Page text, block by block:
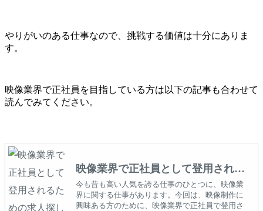
やりがいのある仕事なので、挑戦する価値は十分にありま
す。
映像業界で正社員を目指している方は以下の記事も合わせて
読んでみてください。
映像業界で正社員として登用される
ための求人探しのコツ
今も昔も高い人気を誇る仕事のひとつに、映像業
界に関する仕事があります。今回は、映像制作に
興味ある方のために、映像業界で正社員で登用さ